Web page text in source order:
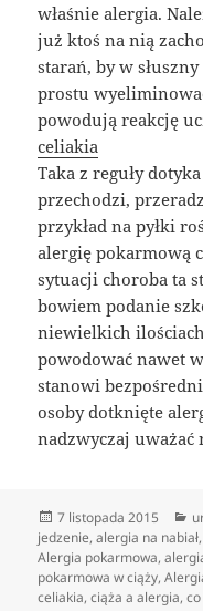
właśnie alergia.
już ktoś na nią
starań, by w
prostu
powodują reakcję
celiakia
Taka z reguły
przechodzi,
przykład na pyłki
alergię pokarmową
sytuacji choroba ta
bowiem podanie
niewielkich
powodować nawet
stanowi
osoby dotknięte
nadzwyczaj uważać
Data
publikacji
7 listopada 2015
jedzenie,alergia na nabiał
Alergia pokarmowa,
pokarmowa w ciąży,
celiakia,ciąża a alergia,